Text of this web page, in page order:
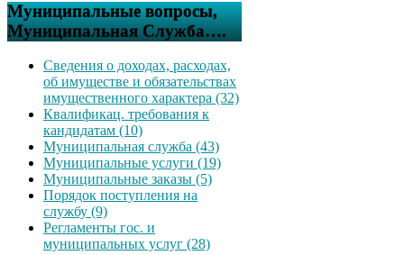
Муниципальные вопросы,
Муниципальная Служба….
Сведения о доходах, расходах,
об имуществе и обязательствах
имущественного характера (32)
Квалификац. требования к
кандидатам (10)
Муниципальная служба (43)
Муниципальные услуги (19)
Муниципальные заказы (5)
Порядок поступления на
службу (9)
Регламенты гос. и
муниципальных услуг (28)